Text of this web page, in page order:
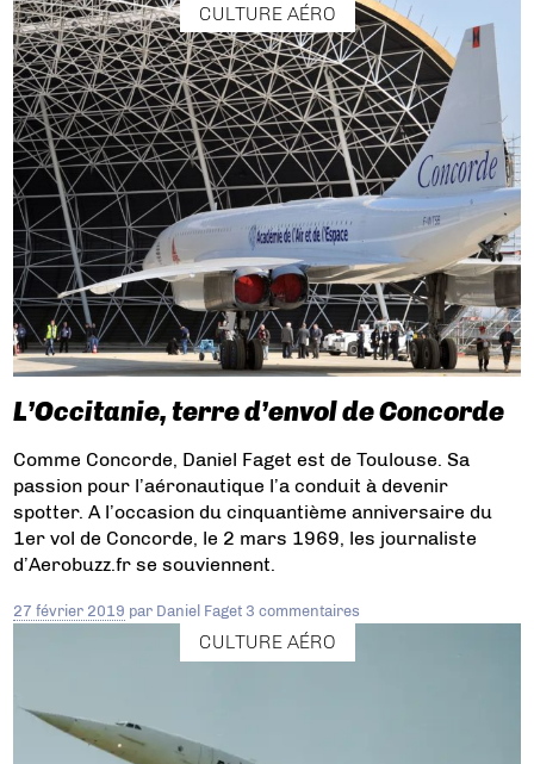
CULTURE AÉRO
L’Occitanie, terre d’envol de Concorde
Comme Concorde, Daniel Faget est de Toulouse. Sa
passion pour l’aéronautique l’a conduit à devenir
spotter. A l’occasion du cinquantième anniversaire du
1er vol de Concorde, le 2 mars 1969, les journaliste
d’Aerobuzz.fr se souviennent.
27 février 2019 par Daniel Faget 3 commentaires
CULTURE AÉRO